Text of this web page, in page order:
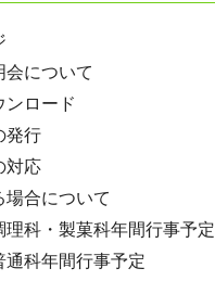
会について
ンロード
発行
対応
場合について
理科・製菓科年間行事予定
通科年間行事予定